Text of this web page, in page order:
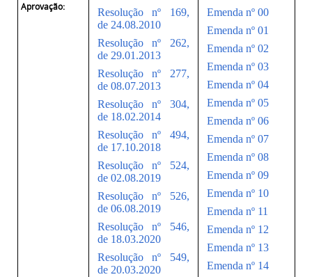
Aprovação:
Resolução nº 169,
de 24.08.2010
Resolução nº 262,
de 29.01.2013
Resolução nº 277,
de 08.07.2013
Resolução nº 304,
de 18.02.2014
Resolução nº 494,
de 17.10.2018
Resolução nº 524,
de 02.08.2019
Resolução nº 526,
de 06.08.2019
Resolução nº 546,
de 18.03.2020
Resolução nº 549,
de 20.03.2020
Emenda nº 00
Emenda nº 01
Emenda nº 02
Emenda nº 03
Emenda nº 04
Emenda nº 05
Emenda nº 06
Emenda nº 07
Emenda nº 08
Emenda nº 09
Emenda nº 10
Emenda nº 11
Emenda nº 12
Emenda nº 13
Emenda nº 14